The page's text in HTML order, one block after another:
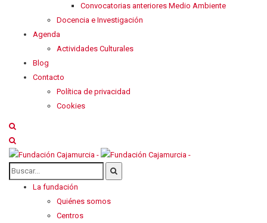
Convocatorias anteriores Medio Ambiente
Docencia e Investigación
Agenda
Actividades Culturales
Blog
Contacto
Política de privacidad
Cookies
La fundación
Quiénes somos
Centros